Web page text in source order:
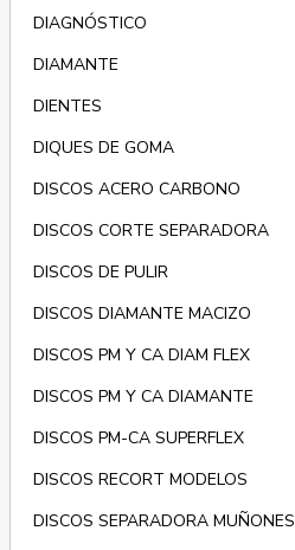
DIAGNÓSTICO
DIAMANTE
DIENTES
DIQUES DE GOMA
DISCOS ACERO CARBONO
DISCOS CORTE SEPARADORA
DISCOS DE PULIR
DISCOS DIAMANTE MACIZO
DISCOS PM Y CA DIAM FLEX
DISCOS PM Y CA DIAMANTE
DISCOS PM-CA SUPERFLEX
DISCOS RECORT MODELOS
DISCOS SEPARADORA MUÑONES